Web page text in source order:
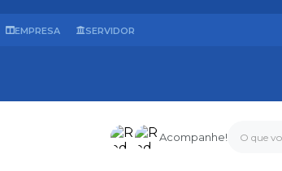
O que
Acompanhe!
EMPRESA SERVIDOR